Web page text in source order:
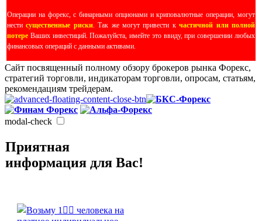
Операции на форекс, с бинарными опционами и криповалютные операции, могут
нестисущественные риски. Так же могут привести кчастичной или полной
потере Ваших инвестиций. Пожалуйста, имейте это ввиду, при совершении любых
финансовых операций с данными активами.
Сайт посвященный полному обзору брокеров рынка Форекс,
стратегий торговли, индикаторам торговли, опросам, статьям,
рекомендациям трейдерам.
modal-check
Приятная
информация для Вас!